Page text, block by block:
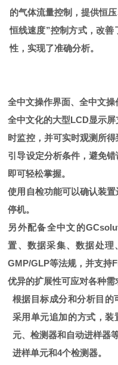
的气体流量控制，提供恒
恒线速度”控制方式，改
性，实现了准确分析。
全中文操作界面、全中文操
全中文化的大型LCD显示
时监控，并可实时观测所
引导设定分析条件，避免
即可轻松掌握。
使用自检功能可以确认装
停机。
另外配备全中文的
置、数据采集、数据处
GMP/GLP等法规，并支持
优异的扩展性可应对各种需
根据目标成分和分析目的
采用单元追加的方式，
元、检测器和自动进样器
进样单元和4个检测器。